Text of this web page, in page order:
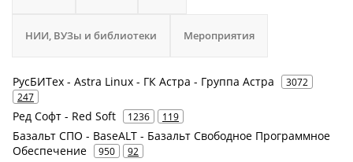
НИИ, ВУЗы и библиотеки Мероприятия
РусБИТех - Astra Linux - ГК Астра - Группа Астра
3072
247
Ред Софт - Red Soft 1236 119
Базальт СПО - BaseALT - Базальт Свободное Программное
Обеспечение
950 92